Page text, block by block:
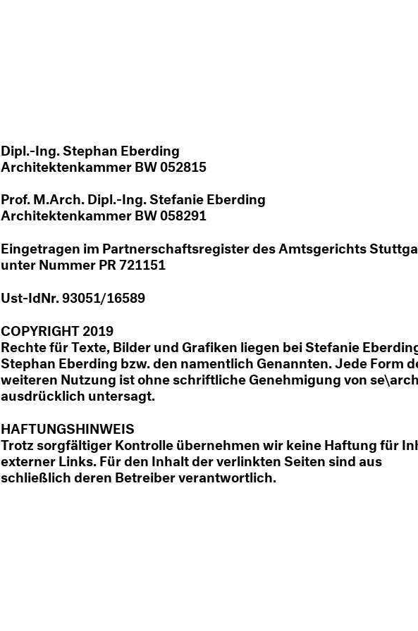
Dipl.-Ing. Stephan Eberding
Architektenkammer BW 052815
Prof. M.Arch. Dipl.-Ing. Stefanie Eberding
Architektenkammer BW 058291
Eingetragen im Partnerschaftsregister des Amtsgerichts
unter Nummer PR 721151
Ust-IdNr. 93051/16589
COPYRIGHT 2019
Rechte für Texte, Bilder und Grafiken liegen bei Stefanie
Stephan Eberding bzw. den namentlich Genannten. Jede Form
weiteren Nutzung ist ohne schriftliche Genehmigung von se\arch
ausdrücklich untersagt.
HAFTUNGSHINWEIS
Trotz sorgfältiger Kontrolle übernehmen wir keine Haftung für
externer Links. Für den Inhalt der verlinkten Seiten sind aus
schließlich deren Betreiber verantwortlich.